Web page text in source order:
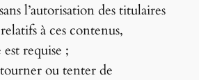
l’autorisation des titulaires
à ces contenus,
est requise ;
ou tenter de